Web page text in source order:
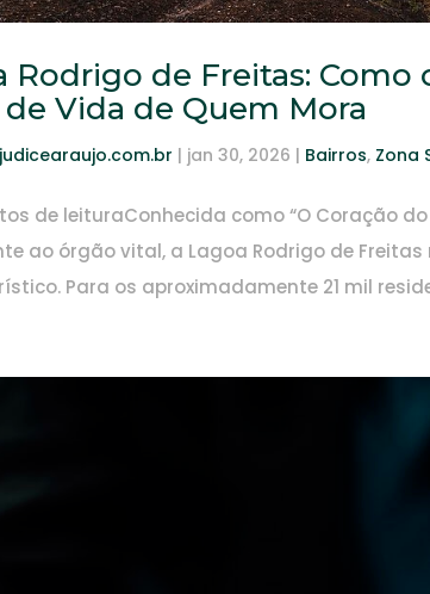
Rodrigo de Freitas:
de Vida de Quem Mora
| jan 30, 2026 | Bairros, Zona
de leituraConhecida como “O Coração
ao órgão vital, a Lagoa Rodrigo de
Para os aproximadamente 21 mil